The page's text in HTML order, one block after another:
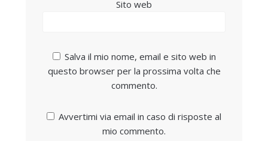
Sito web
Salva il mio nome, email e sito web in
questo browser per la prossima volta che
commento.
Avvertimi via email in caso di risposte al
mio commento.